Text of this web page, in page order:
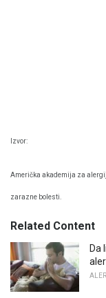
Izvor:
Američka akademija za
zarazne bolesti.
Related Content
Da